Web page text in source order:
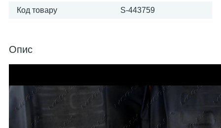
Код товару S-443759
Опис